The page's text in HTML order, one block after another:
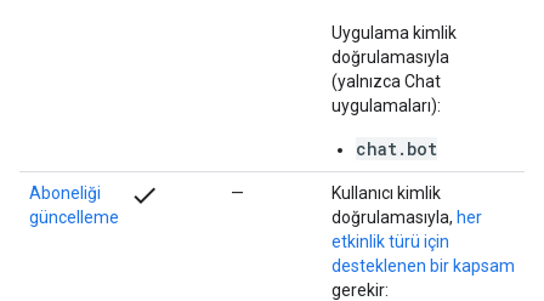
Uygulama kimlik
doğrulamasıyla
(yalnızca Chat
uygulamaları):
chat.bot
Aboneliği
güncelleme
check —
Kullanıcı kimlik
doğrulamasıyla, her
etkinlik türü için
desteklenen bir kapsam
gerekir: